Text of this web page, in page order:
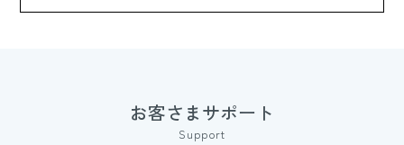
お客さまサポート
Support